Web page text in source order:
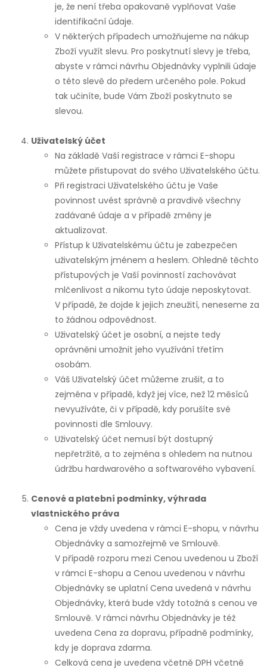
je, že není třeba opakovaně vyplňovat Vaše
identifikační údaje.
V některých případech umožňujeme na nákup
Zboží využít slevu. Pro poskytnutí slevy je třeba,
abyste v rámci návrhu Objednávky vyplnili údaje
o této slevě do předem určeného pole. Pokud
tak učiníte, bude Vám Zboží poskytnuto se
slevou.
Uživatelský účet
Na základě Vaší registrace v rámci E-shopu
můžete přistupovat do svého Uživatelského účtu.
Při registraci Uživatelského účtu je Vaše
povinnost uvést správně a pravdivě všechny
zadávané údaje a v případě změny je
aktualizovat.
Přístup k Uživatelskému účtu je zabezpečen
uživatelským jménem a heslem. Ohledně těchto
přístupových je Vaší povinností zachovávat
mlčenlivost a nikomu tyto údaje neposkytovat.
V případě, že dojde k jejich zneužití, neneseme za
to žádnou odpovědnost.
Uživatelský účet je osobní, a nejste tedy
oprávněni umožnit jeho využívání třetím
osobám.
Váš Uživatelský účet můžeme zrušit, a to
zejména v případě, když jej více, než 12 měsíců
nevyužíváte, či v případě, kdy porušíte své
povinnosti dle Smlouvy.
Uživatelský účet nemusí být dostupný
nepřetržitě, a to zejména s ohledem na nutnou
údržbu hardwarového a softwarového vybavení.
Cenové a platební podmínky, výhrada
vlastnického práva
Cena je vždy uvedena v rámci E-shopu, v návrhu
Objednávky a samozřejmě ve Smlouvě.
V případě rozporu mezi Cenou uvedenou u Zboží
v rámci E-shopu a Cenou uvedenou v návrhu
Objednávky se uplatní Cena uvedená v návrhu
Objednávky, která bude vždy totožná s cenou ve
Smlouvě. V rámci návrhu Objednávky je též
uvedena Cena za dopravu, případně podmínky,
kdy je doprava zdarma.
Celková cena je uvedena včetně DPH včetně